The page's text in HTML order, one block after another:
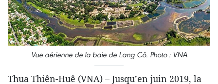
Vue aérienne de la baie de Lang Cô. Photo : VNA
Thua Thiên-Huê (VNA) – Jusqu’en juin 2019, la